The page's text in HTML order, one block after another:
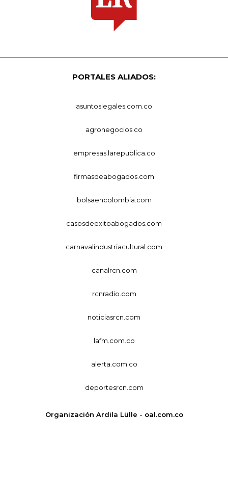
PORTALES ALIADOS:
asuntoslegales.com.co
agronegocios.co
empresas.larepublica.co
firmasdeabogados.com
bolsaencolombia.com
casosdeexitoabogados.com
carnavalindustriacultural.com
canalrcn.com
rcnradio.com
noticiasrcn.com
lafm.com.co
alerta.com.co
deportesrcn.com
Organización Ardila Lülle - oal.com.co